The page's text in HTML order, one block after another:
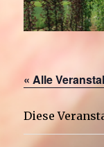
« Alle
Diese